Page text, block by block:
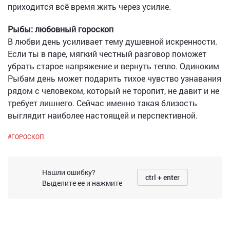
приходится всё время жить через усилие.
Рыбы: любовный гороскоп
В любви день усиливает тему душевной искренности.
Если ты в паре, мягкий честный разговор поможет
убрать старое напряжение и вернуть тепло. Одиноким
Рыбам день может подарить тихое чувство узнавания
рядом с человеком, который не торопит, не давит и не
требует лишнего. Сейчас именно такая близость
выглядит наиболее настоящей и перспективной.
#ГОРОСКОП
Нашли ошибку?
Выделите ее и нажмите
ctrl + enter